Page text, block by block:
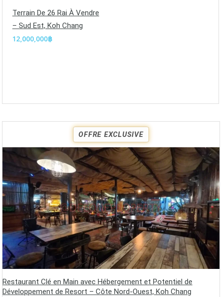
Terrain De 26 Rai À Vendre
– Sud Est, Koh Chang
12,000,000฿
OFFRE EXCLUSIVE
Restaurant Clé en Main avec Hébergement et Potentiel de
Développement de Resort – Côte Nord-Ouest, Koh Chang